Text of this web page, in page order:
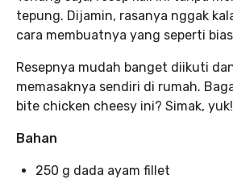
tepung. Dijamin, rasanya nggak
cara membuatnya yang seperti
Resepnya mudah banget diikuti
memasaknya sendiri di rumah.
bite chicken cheesy ini? Simak, yuk!
Bahan
250 g dada ayam fillet